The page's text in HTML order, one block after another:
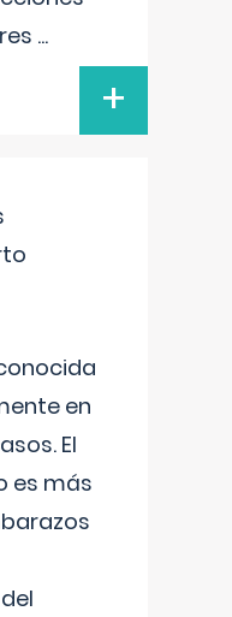
...
+
en
El
es más